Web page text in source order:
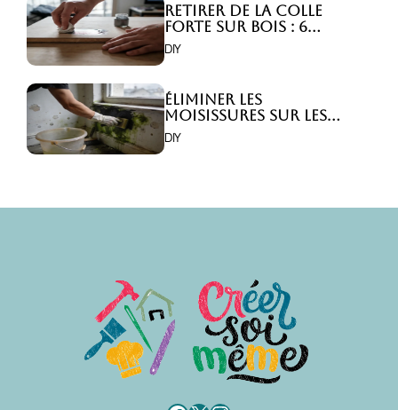
Retirer de la colle
forte sur bois : 6
astuces efficaces !
DIY
Éliminer les
moisissures sur les
murs : 5 solutions
efficaces ?
DIY